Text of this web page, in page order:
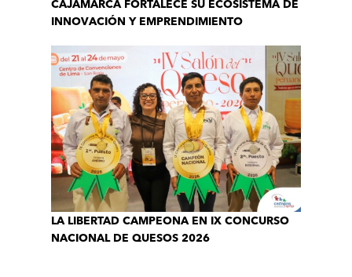
CAJAMARCA FORTALECE SU ECOSISTEMA DE
INNOVACIÓN Y EMPRENDIMIENTO
LA LIBERTAD CAMPEONA EN IX CONCURSO
NACIONAL DE QUESOS 2026